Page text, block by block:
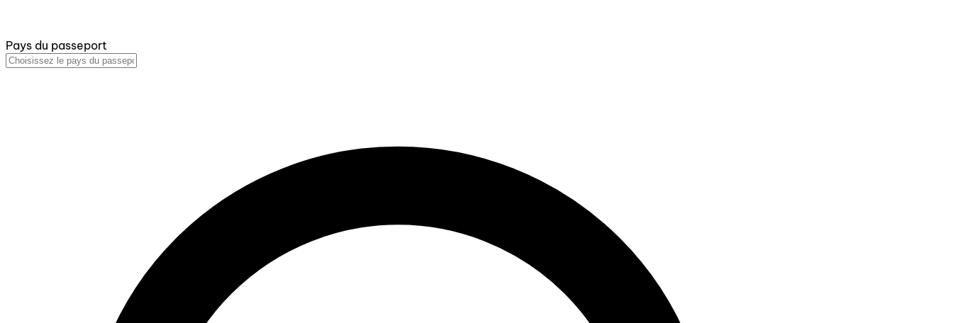
Pays du passeport